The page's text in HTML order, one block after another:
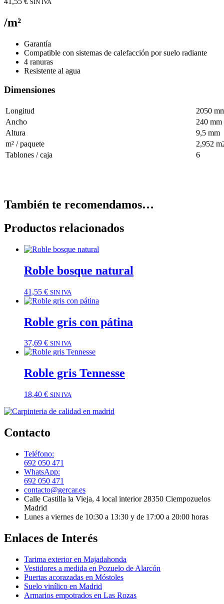
SIN IVA
/m²
Garantía
Compatible con sistemas de calefacción por suelo radiante
4 ranuras
Resistente al agua
Dimensiones
Longitud
2050
Ancho
240 mm
Altura
9,5 mm
m² / paquete
2,952
Tablones / caja
6
También te recomendamos…
Productos relacionados
Roble bosque natural
41,55 € SIN IVA
Roble gris con pátina
37,69 € SIN IVA
Roble gris Tennesse
18,40 € SIN IVA
Contacto
Teléfono:
692 050 471
WhatsApp:
692 050 471
contacto@gercar.es
Calle Castilla la Vieja, 4 local interior 28350 Ciempozuelos
Madrid
Lunes a viernes de 10:30 a 13:30 y de 17:00 a 20:00 horas
Enlaces de Interés
Tarima exterior en Majadahonda
Vestidores a medida en Pozuelo de Alarcón
Puertas acorazadas en Móstoles
Suelo vinílico en Madrid
Armarios empotrados en Las Rozas